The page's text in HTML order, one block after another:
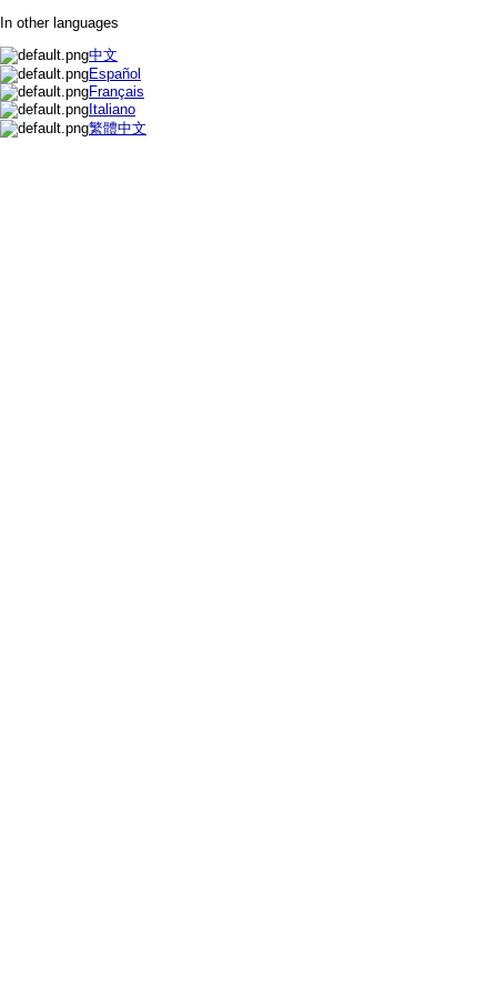
In other languages
中文
Español
Français
Italiano
繁體中文